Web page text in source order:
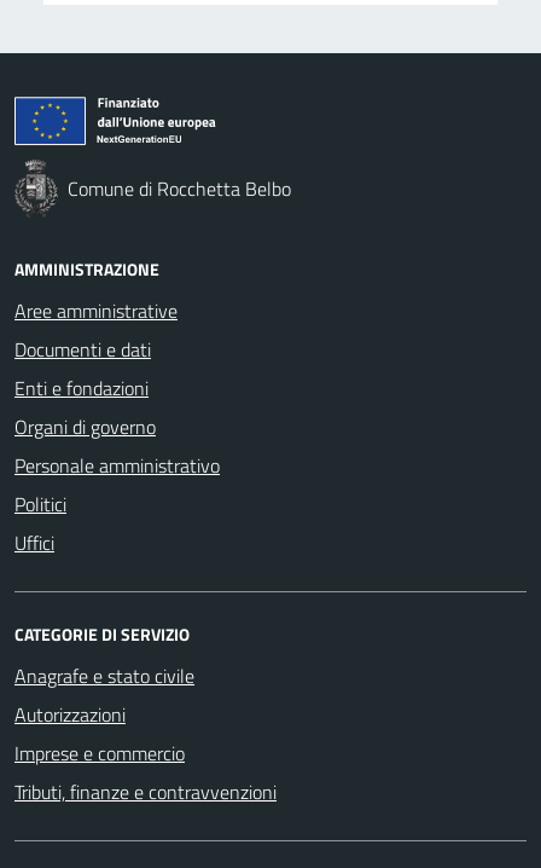
Comune di Rocchetta Belbo
AMMINISTRAZIONE
Aree amministrative
Documenti e dati
Enti e fondazioni
Organi di governo
Personale amministrativo
Politici
Uffici
CATEGORIE DI SERVIZIO
Anagrafe e stato civile
Autorizzazioni
Imprese e commercio
Tributi, finanze e contravvenzioni